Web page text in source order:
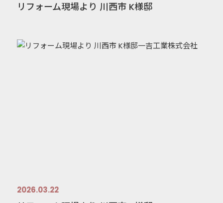
リフォーム現場より 川西市 K様邸
2026.03.22